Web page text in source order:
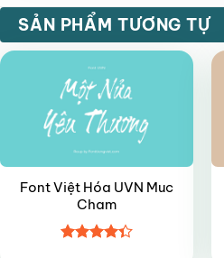
SẢN PHẨM TƯƠNG TỰ
VIP
Font Việt Hóa UVN Muc
Cham